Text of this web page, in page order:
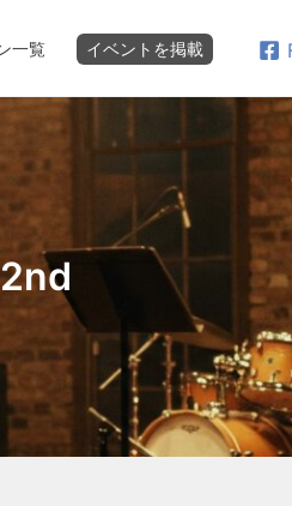
一覧 イベントを掲載